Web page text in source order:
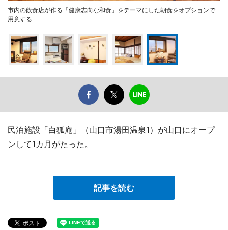
市内の飲食店が作る「健康志向な和食」をテーマにした朝食をオプションで
用意する
民泊施設「白狐庵」（山口市湯田温泉1）が山口にオープ
ンして1カ月がたった。
記事を読む